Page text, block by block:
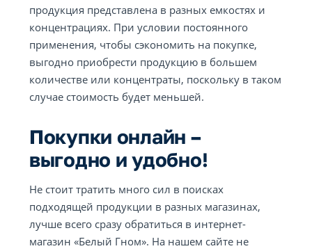
продукция представлена в разных емкостях и
концентрациях. При условии постоянного
применения, чтобы сэкономить на покупке,
выгодно приобрести продукцию в большем
количестве или концентраты, поскольку в таком
случае стоимость будет меньшей.
Покупки онлайн –
выгодно и удобно!
Не стоит тратить много сил в поисках
подходящей продукции в разных магазинах,
лучше всего сразу обратиться в интернет-
магазин «Белый Гном». На нашем сайте не